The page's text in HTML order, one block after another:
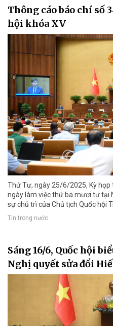
Thông cáo báo chí số
hội khóa XV
Thứ Tư, ngày 25/6/2025, Kỳ họp
ngày làm việc thứ ba mươi tư tại
sự chủ trì của Chủ tịch Quốc hội
Tin trong nước
Sáng 16/6, Quốc hội
Nghị quyết sửa đổi